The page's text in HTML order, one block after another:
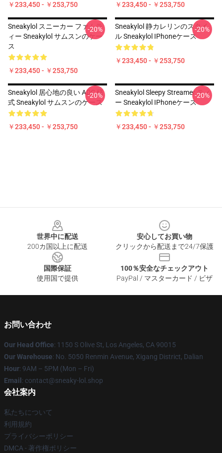
￥233,450 - ￥253,750 ￥233,450 - ￥253,750
Sneakylol スニーカー ファムテ
ィー Sneakylol サムスンのケー
ス
￥233,450 - ￥253,750
-20%
Sneakylol 静カレリンのスタイ
ル Sneakylol IPhoneケース
￥233,450 - ￥253,750
-20%
Sneakylol 居心地の良い ADC 様
式 Sneakylol サムスンのケース
￥233,450 - ￥253,750
-20%
Sneakylol Sleepy Streamer ティ
ー Sneakylol IPhoneケース
￥233,450 - ￥253,750
-20%
世界中に配送
200カ国以上に配送
安心してお買い物
クリックから配送まで24/7保護
国際保証
使用国で提供
100％安全なチェックアウト
PayPal / マスターカード / ビザ
お問い合わせ
Our Head Office: 1150 S Olive St, Los Angeles, CA 90015
Our Warehouse: No. 5050 Renmin Avenue, Xigang District, Dalian
Hour: 9AM – 5PM (Mon – Fri)
Email : contact@sneaky-lol.shop
会社案内
私たちについて
利用規約
プライバシーポリシー
DMCA - 著作権ポリシー